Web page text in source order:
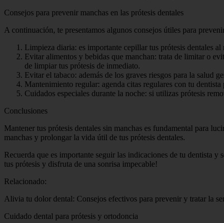
Consejos para prevenir manchas en las prótesis dentales
A continuación, te presentamos algunos consejos útiles para
Limpieza diaria: es importante cepillar tus prótesis dentales
Evitar alimentos y bebidas que manchan: trata de limitar o
de limpiar tus prótesis de inmediato.
Evitar el tabaco: además de los graves riesgos para la salud
Mantenimiento regular: agenda citas regulares con tu
Cuidados especiales durante la noche: si utilizas prótesis
Conclusiones
Mantener tus prótesis dentales sin manchas es fundamental para
manchas y prolongar la vida útil de tus prótesis dentales.
Recuerda que es importante seguir las indicaciones de tu dentista
tus prótesis y disfruta de una sonrisa impecable!
Relacionado:
Alivia tu dolor dental: Consejos efectivos para prevenir y tratar la
Cuidado dental para prótesis y ortodoncia